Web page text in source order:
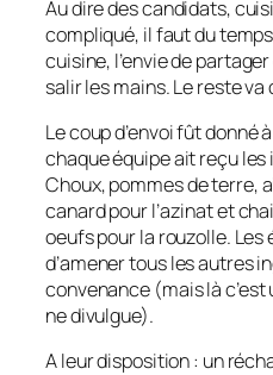
Au dire des candidats,
compliqué, il faut du
cuisine, l’envie de
salir les mains. Le reste va
Le coup d’envoi fût donné
chaque équipe ait reçu les
Choux, pommes de terre,
canard pour l’azinat et
oeufs pour la rouzolle. Les
d’amener tous les autres
convenance (mais là
ne divulgue).
A leur disposition : un